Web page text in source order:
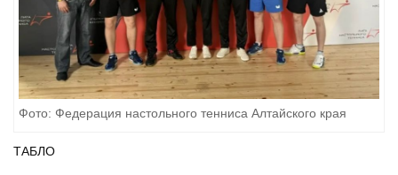
Фото: Федерация настольного тенниса Алтайского края
ТАБЛО